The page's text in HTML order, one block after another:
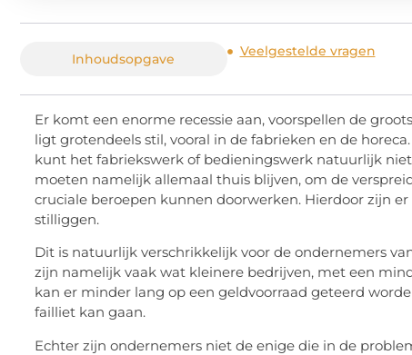
Inhoudsopgave Veelgestelde vragen
Er komt een enorme recessie aan, voorspellen de
ligt grotendeels stil, vooral in de fabrieken en de
kunt het fabriekswerk of bedieningswerk natuurlijk
moeten namelijk allemaal thuis blijven, om de
cruciale beroepen kunnen doorwerken. Hierdoor zijn
stilliggen.
Dit is natuurlijk verschrikkelijk voor de ondernemers
zijn namelijk vaak wat kleinere bedrijven, met een
kan er minder lang op een geldvoorraad geteerd
failliet kan gaan.
Echter zijn ondernemers niet de enige die in de